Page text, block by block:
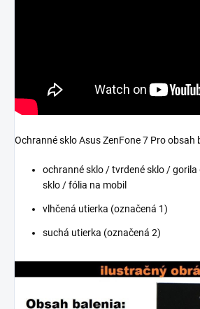
Ochranné sklo Asus ZenFone 7 Pro obsah
ochranné sklo / tvrdené sklo /
sklo / fólia na mobil
vlhčená utierka (označená 1)
suchá utierka (označená 2)